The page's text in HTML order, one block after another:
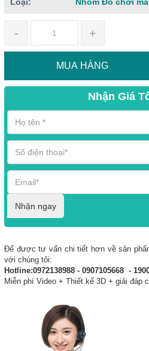
- +
MUA HÀNG
Nhận Giá
Nhận ngay
Để được tư vấn chi tiết hơn về sản
với chúng tôi:
Hotline:0972138988 - 0907105668 -
Miễn phí Video + Thiết kế 3D + giải đáp